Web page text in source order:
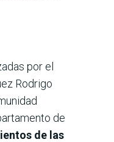
por el
Rodrigo
de
de las